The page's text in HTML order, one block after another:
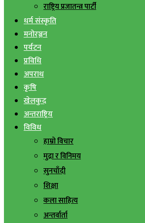
राष्ट्रिय प्रजातन्त्र पार्टी
धर्म संस्कृति
मनोरञ्जन
पर्यटन
प्रविधि
अपराध
कृषि
खेलकुद
अन्तराष्ट्रिय
विविध
हाम्रो विचार
मुद्रा र विनिमय
सुनचाँदी
शिक्षा
कला साहित्य
अन्तर्वार्ता